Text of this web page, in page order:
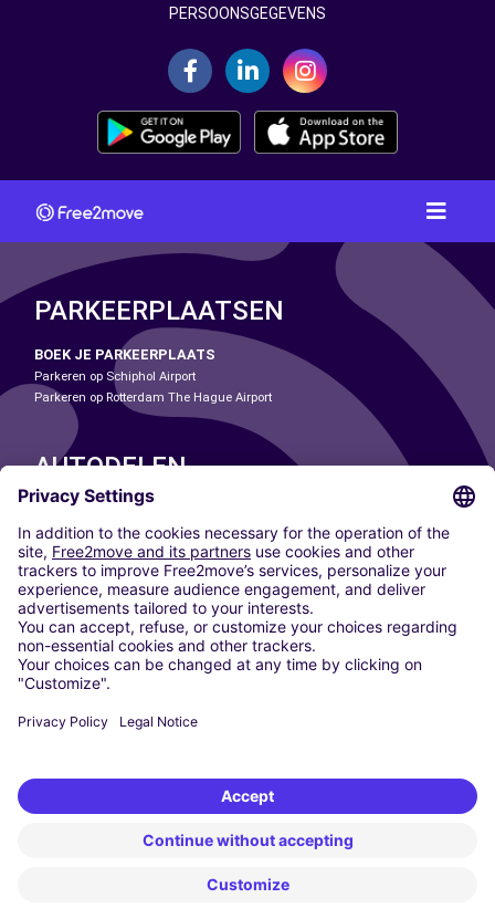
PERSOONSGEGEVENS
PARKEERPLAATSEN
BOEK JE PARKEERPLAATS
Parkeren op Schiphol Airport
Parkeren op Rotterdam The Hague Airport
AUTODELEN
ONZE STEDEN
Paris
Madrid
Washington DC
Milaan
Rome
Turijn
Wenen
Berlijn
Düsseldorf